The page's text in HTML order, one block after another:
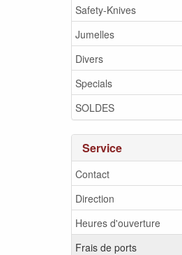
Safety-Knives
Jumelles
Divers
Specials
SOLDES
Service
Contact
Direction
Heures d'ouverture
Frais de ports